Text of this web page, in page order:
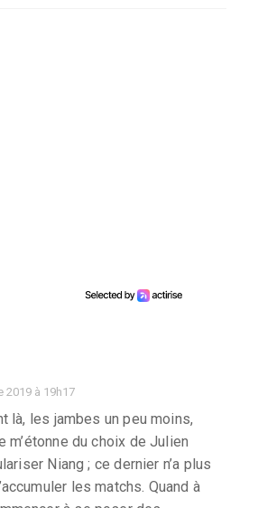
2019 à 19h17
là, les jambes un peu moins,
m’étonne du choix de Julien
Niang ; ce dernier n’a plus
les matchs. Quand à